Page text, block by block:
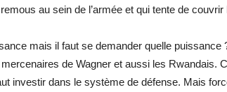
au sein de l’armée et qui tente de
mais il faut se demander quelle puissance
de Wagner et aussi les Rwandais.
investir dans le système de défense. Mais